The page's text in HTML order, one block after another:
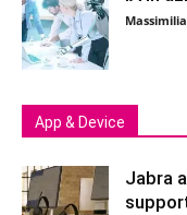
App & Device
Jabra